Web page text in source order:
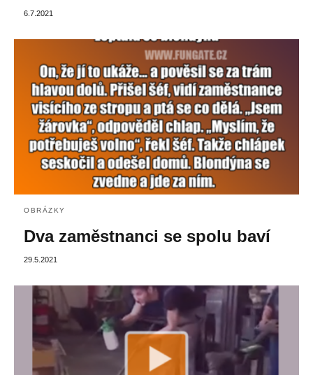
6.7.2021
OBRÁZKY
Dva zaměstnanci se spolu baví
29.5.2021